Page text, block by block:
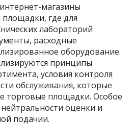
магазины
где для
лабораторий
расходные
оборудование.
принципы
условия контроля
обслуживания, которые
торговые площадки. Особое
оценки и
подачии.